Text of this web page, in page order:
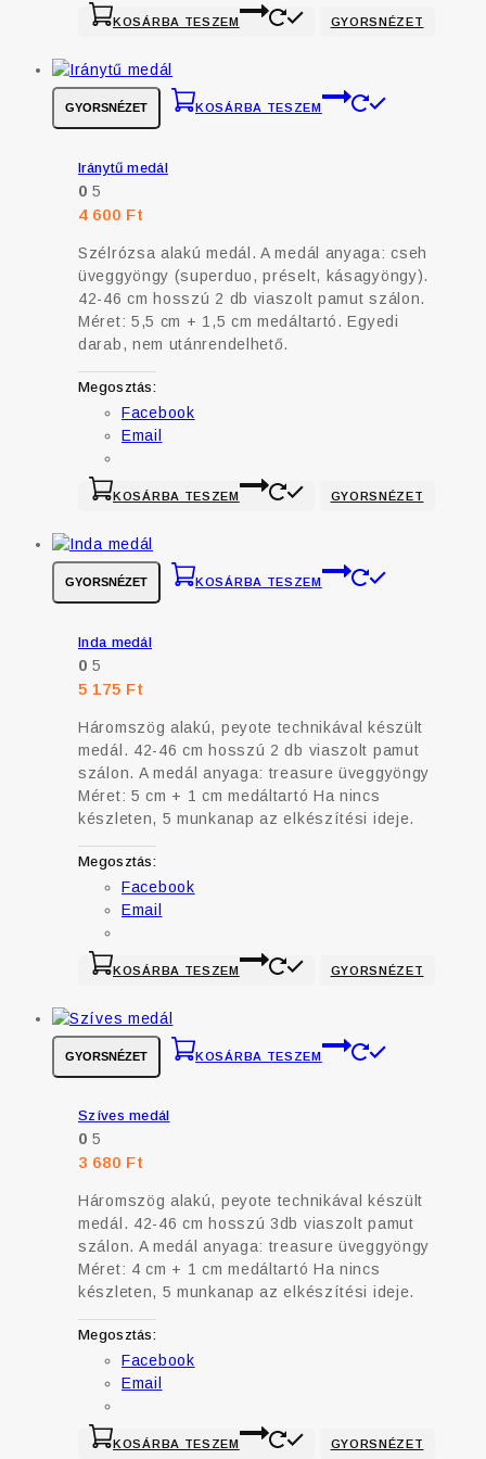
KOSÁRBA TESZEM GYORSNÉZET
GYORSNÉZET KOSÁRBA TESZEM
Iránytű medál
0 5
4 600 Ft
Szélrózsa alakú medál. A medál anyaga: cseh
üveggyöngy (superduo, préselt, kásagyöngy).
42-46 cm hosszú 2 db viaszolt pamut szálon.
Méret: 5,5 cm + 1,5 cm medáltartó. Egyedi
darab, nem utánrendelhető.
Megosztás:
Facebook
Email
KOSÁRBA TESZEM GYORSNÉZET
GYORSNÉZET KOSÁRBA TESZEM
Inda medál
0 5
5 175 Ft
Háromszög alakú, peyote technikával készült
medál. 42-46 cm hosszú 2 db viaszolt pamut
szálon. A medál anyaga: treasure üveggyöngy
Méret: 5 cm + 1 cm medáltartó Ha nincs
készleten, 5 munkanap az elkészítési ideje.
Megosztás:
Facebook
Email
KOSÁRBA TESZEM GYORSNÉZET
GYORSNÉZET KOSÁRBA TESZEM
Szíves medál
0 5
3 680 Ft
Háromszög alakú, peyote technikával készült
medál. 42-46 cm hosszú 3db viaszolt pamut
szálon. A medál anyaga: treasure üveggyöngy
Méret: 4 cm + 1 cm medáltartó Ha nincs
készleten, 5 munkanap az elkészítési ideje.
Megosztás:
Facebook
Email
KOSÁRBA TESZEM GYORSNÉZET